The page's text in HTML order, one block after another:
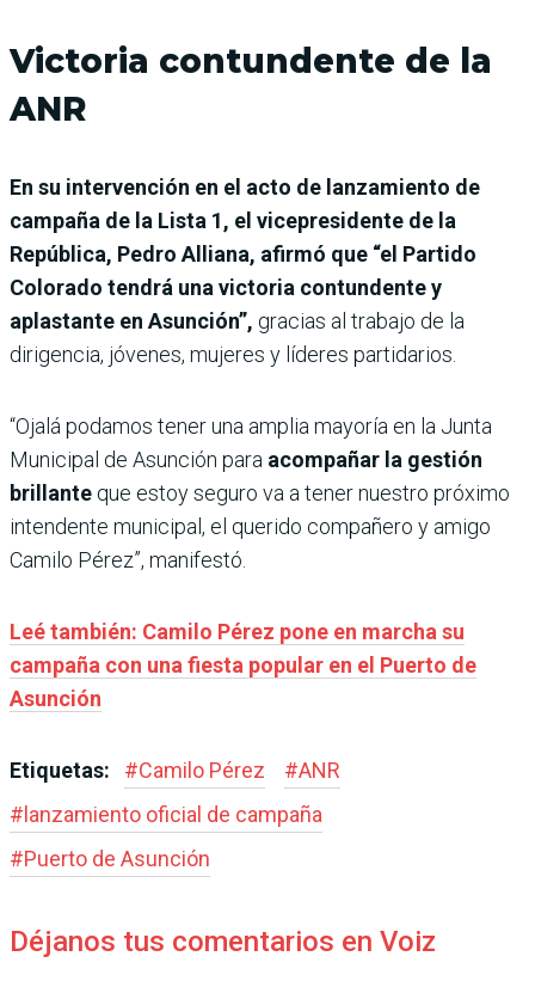
Victoria contundente de la
ANR
En su intervención en el acto de lanzamiento de
campaña de la Lista 1, el vicepresidente de la
República, Pedro Alliana, afirmó que “el Partido
Colorado tendrá una victoria contundente y
aplastante en Asunción”, gracias al trabajo de la
dirigencia, jóvenes, mujeres y líderes partidarios.
“Ojalá podamos tener una amplia mayoría en la Junta
Municipal de Asunción para acompañar la gestión
brillante que estoy seguro va a tener nuestro próximo
intendente municipal, el querido compañero y amigo
Camilo Pérez”, manifestó.
Leé también: Camilo Pérez pone en marcha su
campaña con una fiesta popular en el Puerto de
Asunción
Etiquetas: #Camilo Pérez #ANR
# lanzamiento oficial de campaña
#Puerto de Asunción
Déjanos tus comentarios en Voiz